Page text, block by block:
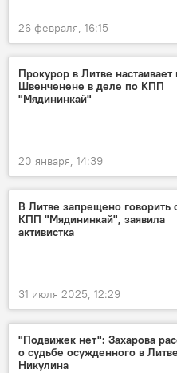
26 февраля, 16:15
Прокурор в Литве настаивает
Швенченене в деле по КПП
"Мядининкай"
20 января, 14:39
В Литве запрещено говорить
КПП "Мядининкай", заявила
активистка
31 июля 2025, 12:29
"Подвижек нет": Захарова
о судьбе осужденного в Литве
Никулина